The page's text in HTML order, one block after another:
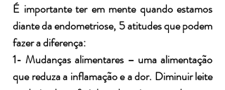
É importante ter em mente quando estamos
diante da endometriose, 5 atitudes que podem
fazer a diferença:
1- Mudanças alimentares – uma alimentação
que reduza a inflamação e a dor. Diminuir leite